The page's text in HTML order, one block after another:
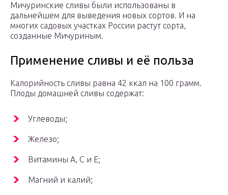
Мичуринские сливы были использованы в
дальнейшем для выведения новых сортов. И на
многих садовых участках России растут сорта,
созданные Мичуриным.
Применение сливы и её польза
Калорийность сливы равна 42 ккал на 100 грамм.
Плоды домашней сливы содержат:
Углеводы;
Железо;
Витамины А, С и Е;
Магний и калий;